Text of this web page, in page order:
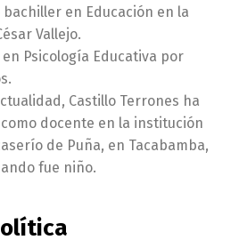
en Educación en la
Vallejo.
Psicología Educativa por
Castillo Terrones ha
docente en la institución
de Puña, en Tacabamba,
fue niño.